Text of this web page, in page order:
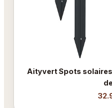
Aityvert Spots